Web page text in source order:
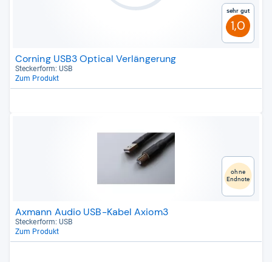
Sehr gut
1,0
Corning USB3 Optical Verlängerung
Stecker­form: USB
Zum Produkt
ohne
Endnote
Axmann Audio USB-Kabel Axiom3
Stecker­form: USB
Zum Produkt